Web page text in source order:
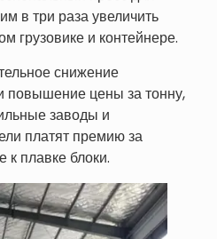
в три раза увеличить
грузовике и контейнере.
снижение
повышение цены за тонну,
заводы и
платят премию за
к плавке блоки.